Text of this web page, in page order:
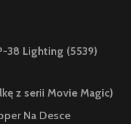
38 Lighting (5539)
z serii Movie Magic)
Na Desce